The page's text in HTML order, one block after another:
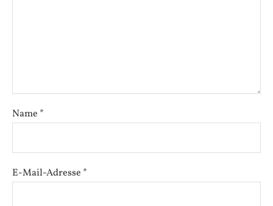
Name *
E-Mail-Adresse *